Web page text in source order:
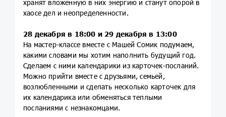
хранят вложенную в них энергию и станут опорой в
хаосе дел и неопределенности.
28 декабря в 18:00 и 29 декабря в 13:00
На мастер-классе вместе с Машей Сомик подумаем,
какими словами мы хотим наполнить будущий год.
Сделаем с ними календарики из карточек-посланий.
Можно прийти вместе с друзьями, семьей,
возлюбленными и сделать несколько карточек для
их календарика или обменяться теплыми
посланиями с незнакомцами.